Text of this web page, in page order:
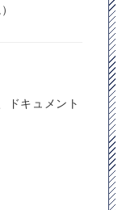
ドキュメント